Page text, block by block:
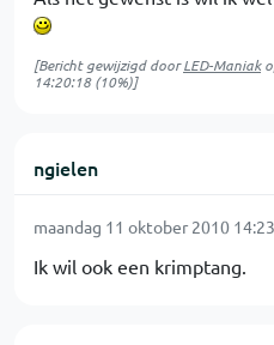
[Bericht gewijzigd doorLED-Maniak
14:20:18(10%)]
ngielen
maandag 11 oktober 2010
Ik wil ook een krimptang.